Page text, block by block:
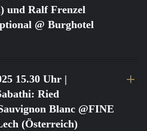
und Ralf Frenzel
@ Burghotel
15.30 Uhr |
Ried
Blanc @FINE
(Österreich)